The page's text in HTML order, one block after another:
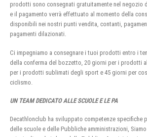
prodotti sono consegnati gratuitamente nel negozio
e il pagamento verrà effettuato al momento della
disponibili nei nostri punti vendita, contanti,
pagamenti dilazionati.
Ci impegniamo a consegnare i tuoi prodotti entro i
della conferma del bozzetto, 20 giorni per i prodotti
per i prodotti sublimati degli sport e 45 giorni per
ciclismo.
UN TEAM DEDICATO ALLE SCUOLE E LE PA
Decathlonclub ha sviluppato competenze specifiche
delle scuole e delle Pubbliche amministrazioni,